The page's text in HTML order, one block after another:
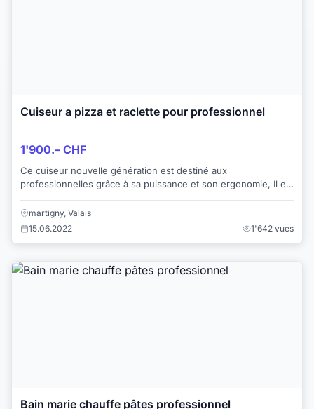
Cuiseur a pizza et raclette pour professionnel
1'900.– CHF
Ce cuiseur nouvelle génération est destiné aux
professionnelles grâce à sa puissance et son ergonomie, Il est
martigny, Valais
15.06.2022
1'642 vues
Bain marie chauffe pâtes professionnel